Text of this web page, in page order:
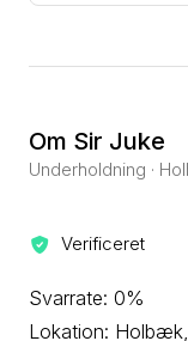
musiknumre -
Om Sir Juke
Underholdning ·
Verificeret
Svarrate: 0%
Lokation: